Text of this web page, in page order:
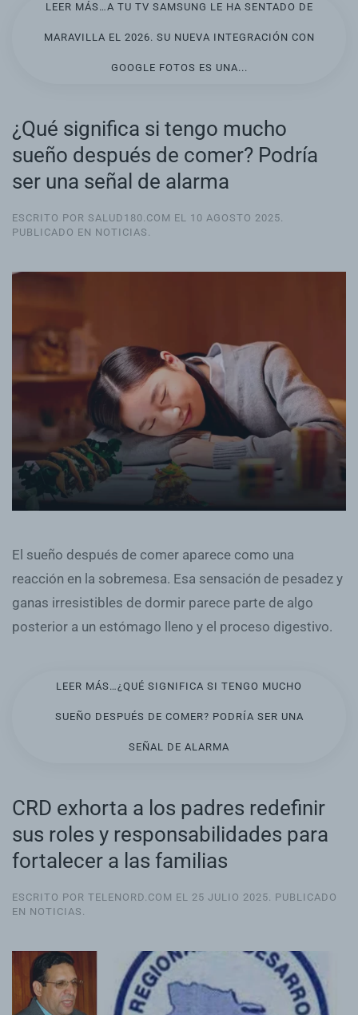
LEER MÁS…A TU TV SAMSUNG LE HA SENTADO DE
MARAVILLA EL 2026. SU NUEVA INTEGRACIÓN CON
GOOGLE FOTOS ES UNA...
¿Qué significa si tengo mucho
sueño después de comer? Podría
ser una señal de alarma
ESCRITO POR SALUD180.COM EL 10 AGOSTO 2025.
PUBLICADO EN NOTICIAS .
El sueño después de comer aparece como una
reacción en la sobremesa. Esa sensación de pesadez y
ganas irresistibles de dormir parece parte de algo
posterior a un estómago lleno y el proceso digestivo.
LEER MÁS…¿QUÉ SIGNIFICA SI TENGO MUCHO
SUEÑO DESPUÉS DE COMER? PODRÍA SER UNA
SEÑAL DE ALARMA
CRD exhorta a los padres redefinir
sus roles y responsabilidades para
fortalecer a las familias
ESCRITO POR TELENORD.COM EL 25 JULIO 2025. PUBLICADO
EN NOTICIAS .